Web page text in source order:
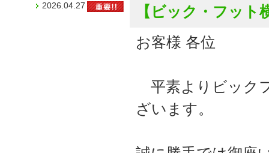
2026.04.27
【ビック・フッ
お客様 各位
平素よりビック
ざいます。